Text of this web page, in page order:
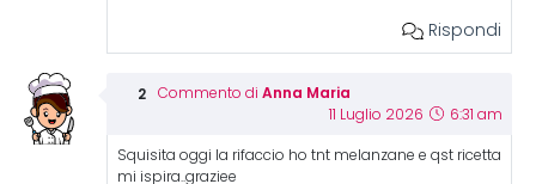
Rispondi
Commento di Anna Maria
11 Luglio 2026 6:31 am
Squisita oggi la rifaccio ho tnt melanzane e qst ricetta
mi ispira..graziee